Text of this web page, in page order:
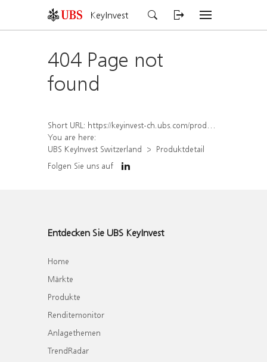
KeyInvest
404 Page not
found
Short URL: https://keyinvest-ch.ubs.com/produkt/detail/index/isin/CH1564661275
You are here:
UBS KeyInvest Switzerland
Produktdetail
Folgen Sie uns auf
Entdecken Sie UBS KeyInvest
Home
Märkte
Produkte
Renditemonitor
Anlagethemen
TrendRadar